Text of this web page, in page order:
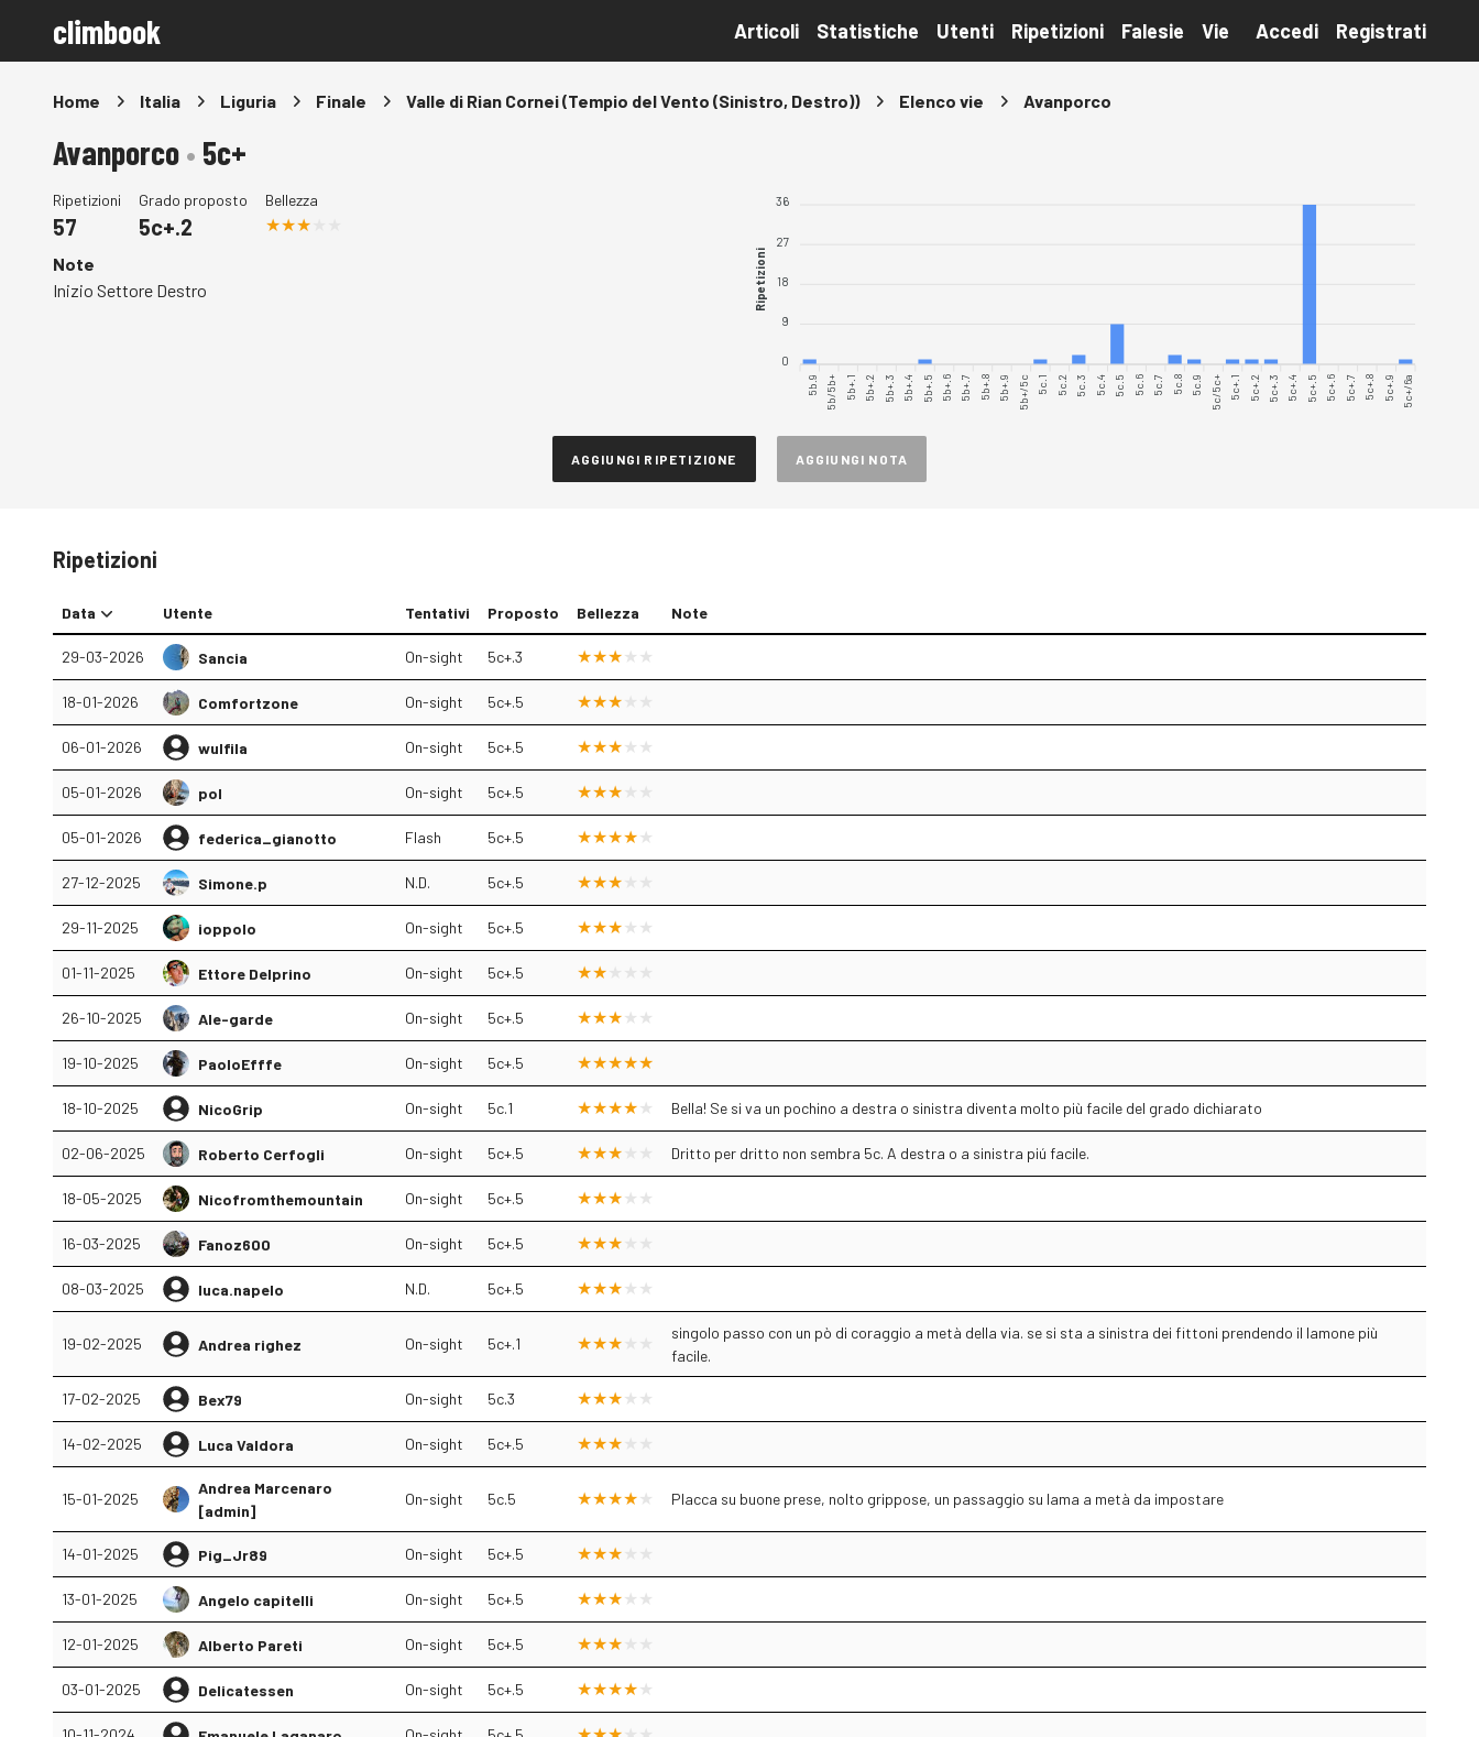
climbook Articoli Statistiche Utenti Ripetizioni Falesie Vie Accedi Registrati
Home Italia Liguria Finale Valle di Rian Cornei (Tempio del Vento (Sinistro, Destro)) Elenco vie Avanporco
Avanporco• 5c+
Ripetizioni
57
Grado proposto
5c+.2
Bellezza
Note
Inizio Settore Destro
36
27
18
9
0
Ripetizioni
5b.9 5b/5b+ 5b+.1 5b+.2 5b+.3 5b+.4 5b+.5 5b+.6 5b+.7 5b+.8 5b+.9 5b+/5c 5c.1 5c.2 5c.3 5c.4 5c.5 5c.6 5c.7 5c.8 5c.9 5c/5c+ 5c+.1 5c+.2 5c+.3 5c+.4 5c+.5 5c+.6 5c+.7 5c+.8 5c+.9 5c+/6a
AGGIUNGI RIPETIZIONE AGGIUNGI NOTA
Ripetizioni
Data Utente Tentativi Proposto Bellezza Note
29-03-2026 Sancia On-sight 5c+.3
18-01-2026 Comfortzone On-sight 5c+.5
06-01-2026 wulfila On-sight 5c+.5
05-01-2026 pol On-sight 5c+.5
05-01-2026 federica_gianotto Flash 5c+.5
27-12-2025 Simone.p N.D. 5c+.5
29-11-2025 ioppolo On-sight 5c+.5
01-11-2025 Ettore Delprino On-sight 5c+.5
26-10-2025 Ale-garde On-sight 5c+.5
19-10-2025 PaoloEfffe On-sight 5c+.5
18-10-2025 NicoGrip On-sight 5c.1 Bella! Se si va un pochino a destra o sinistra diventa molto più facile del grado dichiarato
02-06-2025 Roberto Cerfogli On-sight 5c+.5 Dritto per dritto non sembra 5c. A destra o a sinistra piú facile.
18-05-2025 Nicofromthemountain On-sight 5c+.5
16-03-2025 Fanoz600 On-sight 5c+.5
08-03-2025 luca.napelo N.D. 5c+.5
19-02-2025 Andrea righez On-sight 5c+.1
singolo passo con un pò di coraggio a metà della via. se si sta a sinistra dei fittoni prendendo il lamone più
facile.
17-02-2025 Bex79 On-sight 5c.3
14-02-2025 Luca Valdora On-sight 5c+.5
15-01-2025
Andrea Marcenaro
[admin]
On-sight 5c.5 Placca su buone prese, nolto grippose, un passaggio su lama a metà da impostare
14-01-2025 Pig_Jr89 On-sight 5c+.5
13-01-2025 Angelo capitelli On-sight 5c+.5
12-01-2025 Alberto Pareti On-sight 5c+.5
03-01-2025 Delicatessen On-sight 5c+.5